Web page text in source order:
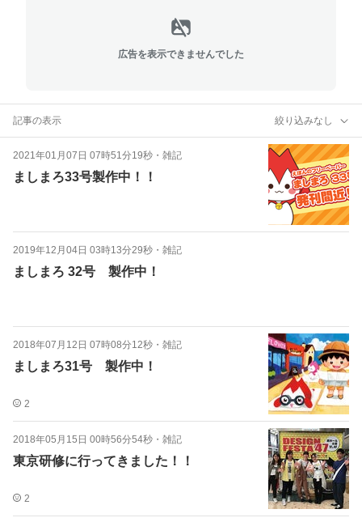
広告を表示できませんでした
記事の表示 絞り込みなし
2021年01月07日 07時51分19秒 ・ 雑記
ましまろ33号製作中！！
2019年12月04日 03時13分29秒 ・ 雑記
ましまろ 32号 製作中！
2018年07月12日 07時08分12秒 ・ 雑記
ましまろ31号 製作中！
2
2018年05月15日 00時56分54秒 ・ 雑記
東京研修に行ってきました！！
2